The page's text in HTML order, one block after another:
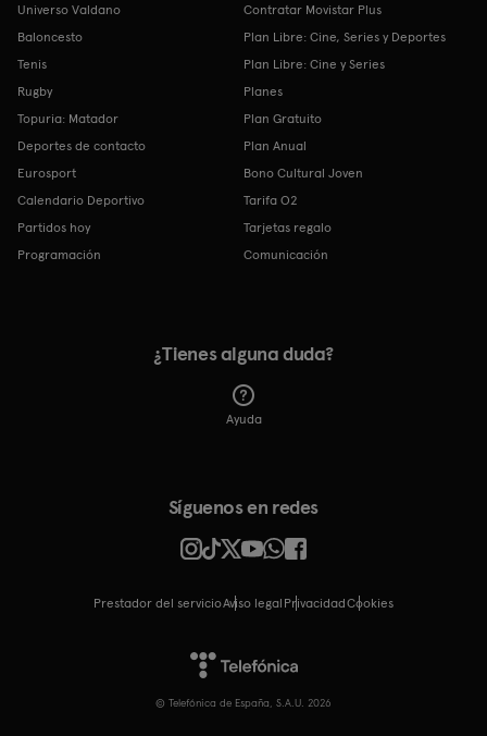
Universo Valdano
Baloncesto
Tenis
Rugby
Topuria: Matador
Deportes de contacto
Eurosport
Calendario Deportivo
Partidos hoy
Programación
Contratar Movistar Plus
Plan Libre: Cine, Series y Deportes
Plan Libre: Cine y Series
Planes
Plan Gratuito
Plan Anual
Bono Cultural Joven
Tarifa O2
Tarjetas regalo
Comunicación
¿Tienes alguna duda?
Ayuda
© Telefónica de España, S.A.U. 2026
Prestador del servicioAviso legal Privacidad cookies
Síguenos en redes